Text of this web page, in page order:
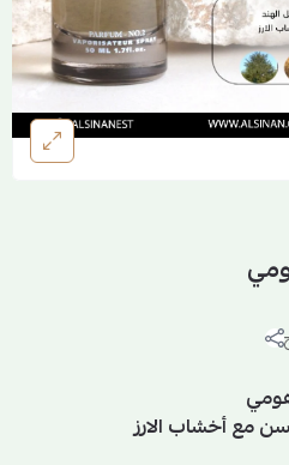
مع أخشاب الارز
تظهر في المكان مع أول